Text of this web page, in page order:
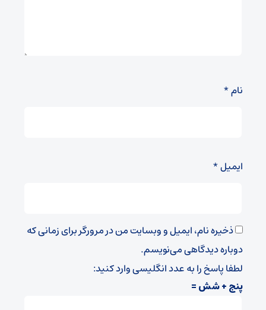
نام*
ایمیل*
ذخیره نام، ایمیل و وبسایت من در مرورگر برای زمانی که
دوباره دیدگاهی می‌نویسم.
لطفا پاسخ را به عدد انگلیسی وارد کنید:
پنج + شش =